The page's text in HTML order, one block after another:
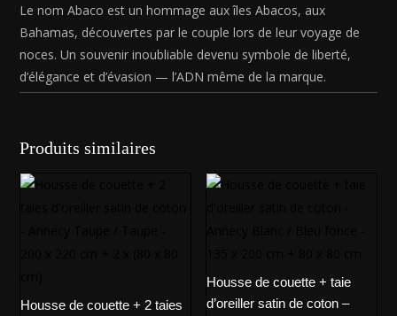
Le nom Abaco est un hommage aux îles Abacos, aux
Bahamas, découvertes par le couple lors de leur voyage de
noces. Un souvenir inoubliable devenu symbole de liberté,
d’élégance et d’évasion — l’ADN même de la marque.
Produits similaires
Housse de couette + 2 taies
Housse de couette + taie
d’oreiller satin de coton –